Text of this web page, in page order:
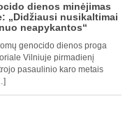
dienos minėjimas
„Didžiausi nusikaltimai
neapykantos“
genocido dienos proga
Vilniuje pirmadienį
pasaulinio karo metais